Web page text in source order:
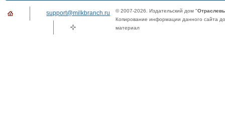
support@milkbranch.ru © 2007-2026. Издательский дом "
Копирование информации данного сайта
материал